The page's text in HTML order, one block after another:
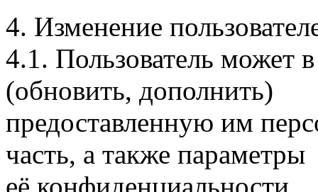
4. Изменение
4.1. Пользователь может
(обновить, дополнить)
предоставленную им
часть, а также параметры